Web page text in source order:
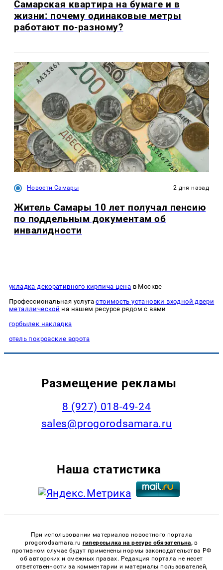
Самарская квартира на бумаге и в
жизни: почему одинаковые метры
работают по-разному?
Новости Самары 2 дня назад
Житель Самары 10 лет получал пенсию
по поддельным документам об
инвалидности
укладка декоративного кирпича цена в Москве
Профессиональная услугастоимость установки входной двери
металлической на нашем ресурсе рядом с вами
горбылек накладка
отель покровские ворота
Размещение рекламы
8 (927) 018-49-24
sales@progorodsamara.ru
Наша статистика
При использовании материалов новостного портала
progorodsamara.ru гиперссылка на ресурс обязательна, в
противном случае будут применены нормы законодательства РФ
об авторских и смежных правах. Редакция портала не несет
ответственности за комментарии и материалы пользователей,